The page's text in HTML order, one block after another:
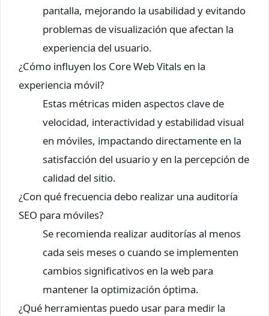
pantalla, mejorando la usabilidad y evitando
problemas de visualización que afectan la
experiencia del usuario.
¿Cómo influyen los Core Web Vitals en la
experiencia móvil?
Estas métricas miden aspectos clave de
velocidad, interactividad y estabilidad visual
en móviles, impactando directamente en la
satisfacción del usuario y en la percepción de
calidad del sitio.
¿Con qué frecuencia debo realizar una auditoría
SEO para móviles?
Se recomienda realizar auditorías al menos
cada seis meses o cuando se implementen
cambios significativos en la web para
mantener la optimización óptima.
¿Qué herramientas puedo usar para medir la